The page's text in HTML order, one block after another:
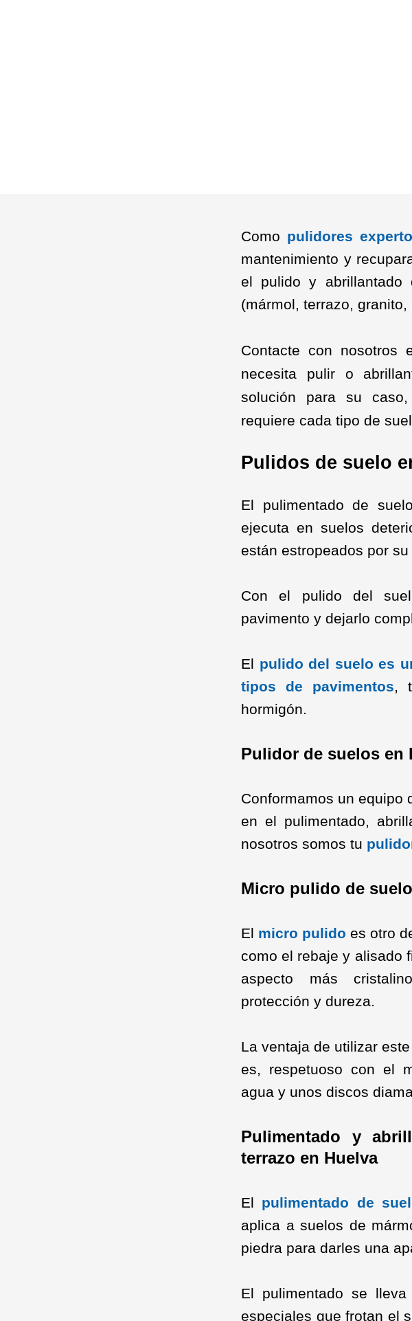
Como pulidores
mantenimiento y
el pulido y abrillantado
(mármol, terrazo, granito,
Contacte con nosotros
necesita pulir o
solución para su
requiere cada tipo de
Pulidos de suelo
El pulimentado de
ejecuta en suelos
están estropeados por
Con el pulido del
pavimento y dejarlo
El pulido del suelo es
tipos de pavimentos,
hormigón.
Pulidor de suelos en
Conformamos un equipo
en el pulimentado,
nosotros somos tu
Micro pulido de
El micro pulido es otro
como el rebaje y alisado
aspecto más
protección y dureza.
La ventaja de utilizar
es, respetuoso con el
agua y unos discos
Pulimentado y
terrazo en Huelva
El pulimentado de
aplica a suelos de
piedra para darles una
El pulimentado se
especiales que frotan el